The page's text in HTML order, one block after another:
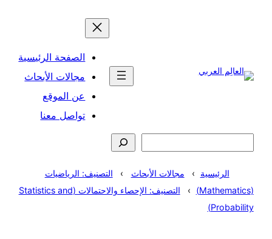
الصفحة الرئيسية
مجالات الأبحاث
عن الموقع
تواصل معنا
الرئيسية مجالات الأبحاث
التصنيف: الرياضيات
(Mathematics)
التصنيف: الإحصاء والاحتمالات (Statistics and
Probability)